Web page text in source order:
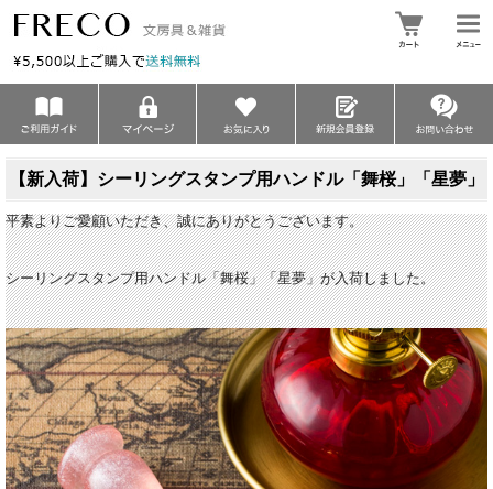
【新入荷】シーリングスタンプ用ハンドル「舞桜」「星夢」
平素よりご愛顧いただき、誠にありがとうございます。
シーリングスタンプ用ハンドル「舞桜」「星夢」が入荷しました。